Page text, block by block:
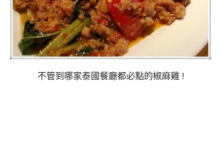
不管到哪家泰國餐廳都必點的椒麻雞 !